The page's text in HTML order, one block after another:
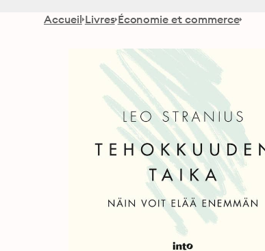
Accueil Livres Économie et commerce